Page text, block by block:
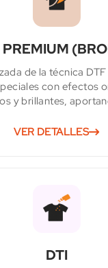
PREMIUM
de la técnica
con efectos
y brillantes,
VER DETALLES
DTI